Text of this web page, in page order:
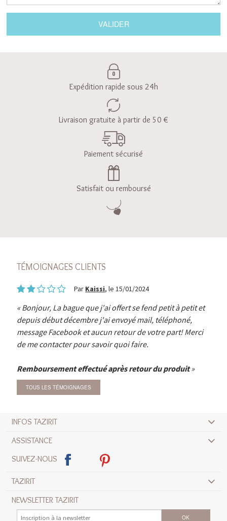
Expédition rapide sous 24h
Livraison gratuite à partir de 50 €
Paiement sécurisé
Satisfait ou remboursé
TÉMOIGNAGES CLIENTS
Par Kaissi, le 15/01/2024
Bonjour, La bague que j'ai offert se fend petit à petit et
depuis début décembre j'ai envoyé mail, téléphoné,
message Facebook et aucun retour de votre part! Merci
de me contacter pour savoir quoi faire.
Remboursement effectué après retour du produit
TOUS LES TÉMOIGNAGES
INFOS TAZIRIT
ASSISTANCE
SUIVEZ-NOUS
TAZIRIT
NEWSLETTER TAZIRIT